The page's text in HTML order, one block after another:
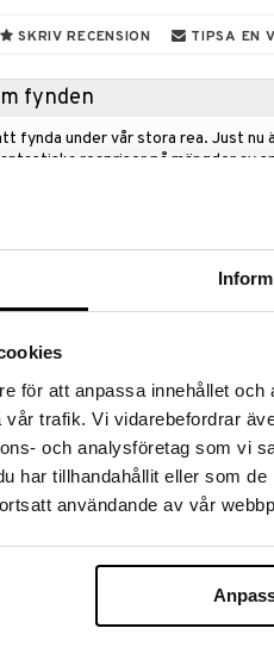
för att anpassa innehållet
trafik. Vi vidarebefordrar
och analysföretag som vi
har tillhandahållit eller som
användande av vår
SKRIV RECENSION TIPSA EN
fynden
fynda under vår stora rea. Just nu
reapriser på mängder av
»
skrivtillbehör i ministorlek: välj en
med en kula eller ett sött
använd dem för att skriva med i
det-själv pennor - 2 mini gör-det-